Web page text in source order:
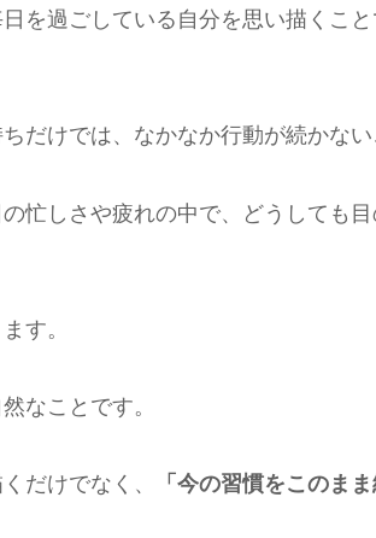
を過ごしている自分を思い描くこ
だけでは、なかなか行動が続かない
忙しさや疲れの中で、どうしても
す。
なことです。
だけでなく、 「今の習慣をこのま